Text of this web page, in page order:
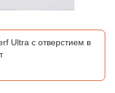
Ultra с отверстием в